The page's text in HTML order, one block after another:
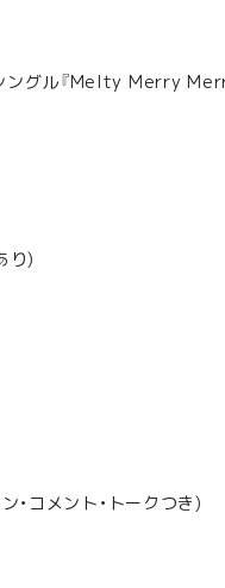
ングル『Melty Merry
り)
・コメント・トークつき)